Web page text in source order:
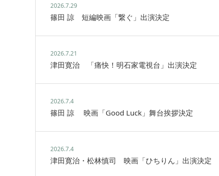
2026.7.29
篠田 諒 短編映画「繋ぐ」出演決定
2026.7.21
津田寛治 「痛快！明石家電視台」出演決定
2026.7.4
篠田 諒 映画「Good Luck」舞台挨拶決定
2026.7.4
津田寛治・松林慎司 映画「ひちりん」出演決定